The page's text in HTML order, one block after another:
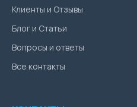
Клиенты и Отзывы
Блог и Статьи
Вопросы и ответы
Все контакты